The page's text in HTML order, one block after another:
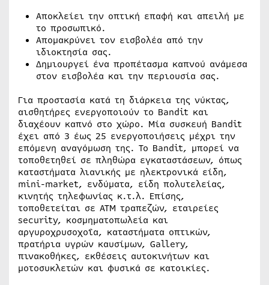
Αποκλείει την οπτική επαφή και απειλή με
το προσωπικό.
Απομακρύνει τον εισβολέα από την
ιδιοκτησία σας.
Δημιουργεί ένα προπέτασμα καπνού ανάμεσα
στον εισβολέα και την περιουσία σας.
Για προστασία κατά τη διάρκεια της νύκτας,
αισθητήρες ενεργοποιούν το Bandit και
διαχέουν καπνό στο χώρο. Μία συσκευή Bandit
έχει από 3 έως 25 ενεργοποιήσεις μέχρι την
επόμενη αναγόμωση της. Το Bandit, μπορεί να
τοποθετηθεί σε πληθώρα εγκαταστάσεων, όπως
καταστήματα λιανικής με ηλεκτρονικά είδη,
mini-market, ενδύματα, είδη πολυτελείας,
κινητής τηλεφωνίας κ.τ.λ. Επίσης,
τοποθετείται σε ATM τραπεζών, εταιρείες
security, κοσμηματοπωλεία και
αργυροχρυσοχοΐα, καταστήματα οπτικών,
πρατήρια υγρών καυσίμων, Gallery,
πινακοθήκες, εκθέσεις αυτοκινήτων και
μοτοσυκλετών και φυσικά σε κατοικίες.